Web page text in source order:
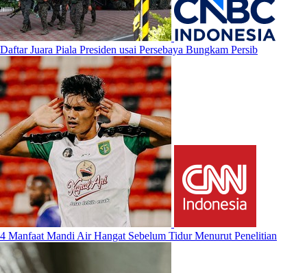
Daftar Juara Piala Presiden usai Persebaya Bungkam Persib
4 Manfaat Mandi Air Hangat Sebelum Tidur Menurut Penelitian